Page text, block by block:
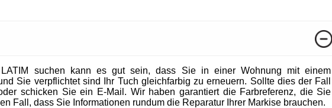
suchen kann es gut sein, dass Sie in einer Wohnung mit einem
Sie verpflichtet sind Ihr Tuch gleichfarbig zu erneuern. Sollte dies der Fall
schicken Sie ein E-Mail. Wir haben garantiert die Farbreferenz, die Sie
Fall, dass Sie Informationen rundum die Reparatur Ihrer Markise brauchen.